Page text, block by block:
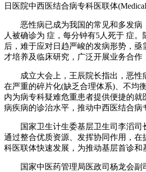
日医院中西医结合病专科医联体
恶性病已成为我国的常见和多发病，
人被确诊为 症，每分钟有5人死于 症
后，难于应对日趋严峻的发病形势，
才培养及临床研究，广泛开展业务合作
成立大会上，王辰院长指出，恶性病
在严重的碎片化(缺乏合理体系)、不均
内为病专科疑难危重患者提供便捷的
病疾病的诊治水平，推动中西医结合病
国家卫生计生委基层卫生司李滔司长
通过整合优质资源、发挥协同作用，
科医联体快速发展，为推动基层首诊
国家中医药管理局医政司杨龙会副司